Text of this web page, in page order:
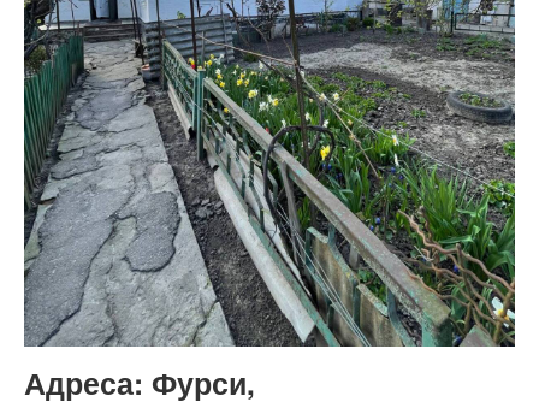
Адреса: Фурси,